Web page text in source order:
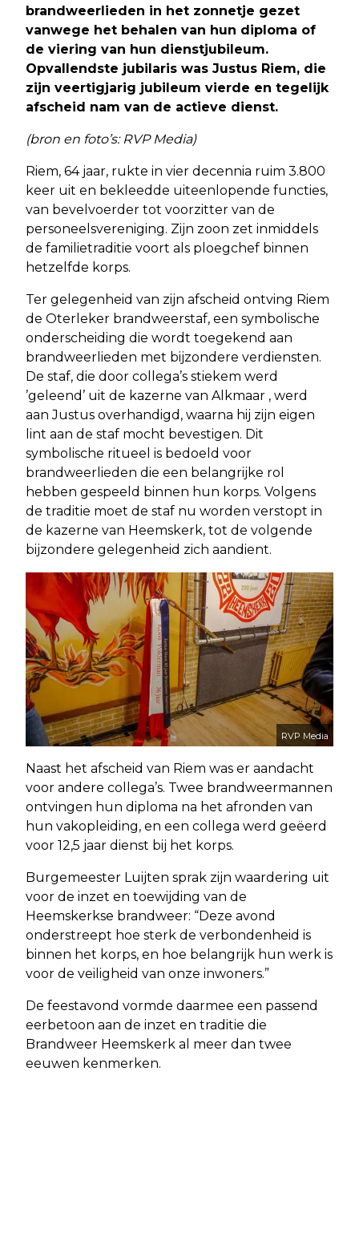
brandweerlieden in het zonnetje gezet
vanwege het behalen van hun diploma of
de viering van hun dienstjubileum.
Opvallendste jubilaris was Justus Riem, die
zijn veertigjarig jubileum vierde en tegelijk
afscheid nam van de actieve dienst.
(bron en foto’s: RVP Media)
Riem, 64 jaar, rukte in vier decennia ruim 3.800
keer uit en bekleedde uiteenlopende functies,
van bevelvoerder tot voorzitter van de
personeelsvereniging. Zijn zoon zet inmiddels
de familietraditie voort als ploegchef binnen
hetzelfde korps.
Ter gelegenheid van zijn afscheid ontving Riem
de Oterleker brandweerstaf, een symbolische
onderscheiding die wordt toegekend aan
brandweerlieden met bijzondere verdiensten.
De staf, die door collega’s stiekem werd
’geleend’ uit de kazerne van Alkmaar , werd
aan Justus overhandigd, waarna hij zijn eigen
lint aan de staf mocht bevestigen. Dit
symbolische ritueel is bedoeld voor
brandweerlieden die een belangrijke rol
hebben gespeeld binnen hun korps. Volgens
de traditie moet de staf nu worden verstopt in
de kazerne van Heemskerk, tot de volgende
bijzondere gelegenheid zich aandient.
RVP Media
Naast het afscheid van Riem was er aandacht
voor andere collega’s. Twee brandweermannen
ontvingen hun diploma na het afronden van
hun vakopleiding, en een collega werd geëerd
voor 12,5 jaar dienst bij het korps.
Burgemeester Luijten sprak zijn waardering uit
voor de inzet en toewijding van de
Heemskerkse brandweer: “Deze avond
onderstreept hoe sterk de verbondenheid is
binnen het korps, en hoe belangrijk hun werk is
voor de veiligheid van onze inwoners.”
De feestavond vormde daarmee een passend
eerbetoon aan de inzet en traditie die
Brandweer Heemskerk al meer dan twee
eeuwen kenmerken.